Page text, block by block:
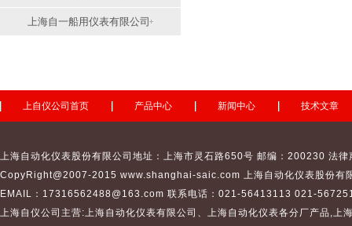
上海自一船用仪表有限公司
上自仪公司首页 产品中心 新闻中心 技术文章
上海自动化仪表股份有限公司地址：上海市灵石路650号 邮编：200230 法律
CopyRight@2007-2015 www.shanghai-saic.com 上海自动化仪表股份有
EMAIL：17316562488@163.com 联系电话：021-56413113 021-
上海自仪公司主营:上海自动化仪表有限公司 、 上海自动化仪表各分厂产品,上